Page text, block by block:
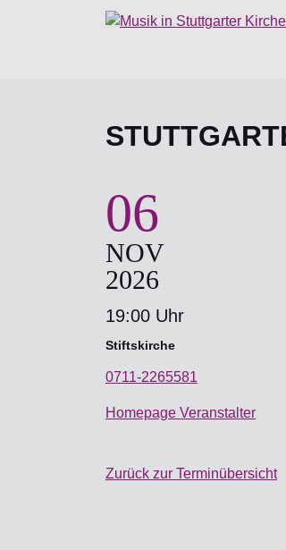
06
NOV
2026
19:00 Uhr
Stiftskirche
0711-2265581
Homepage Veranstalter
Zurück zur Terminübersicht